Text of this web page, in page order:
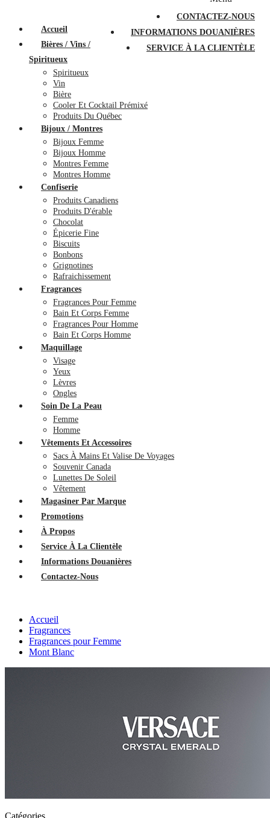
CONTACTEZ-NOUS
INFORMATIONS DOUANIÈRES
SERVICE À LA CLIENTÈLE
Accueil
Bières / Vins /
Spiritueux
Spiritueux
Vin
Bière
Cooler Et Cocktail Prémixé
Produits Du Québec
Bijoux / Montres
Bijoux Femme
Bijoux Homme
Montres Femme
Montres Homme
Confiserie
Produits Canadiens
Produits D'érable
Chocolat
Épicerie Fine
Biscuits
Bonbons
Grignotines
Rafraichissement
Fragrances
Fragrances Pour Femme
Bain Et Corps Femme
Fragrances Pour Homme
Bain Et Corps Homme
Maquillage
Visage
Yeux
Lèvres
Ongles
Soin De La Peau
Femme
Homme
Vêtements Et Accessoires
Sacs À Mains Et Valise De Voyages
Souvenir Canada
Lunettes De Soleil
Vêtement
Magasiner Par Marque
Promotions
À Propos
Service À La Clientèle
Informations Douanières
Contactez-Nous
Accueil
Fragrances
Fragrances pour Femme
Mont Blanc
Catégories